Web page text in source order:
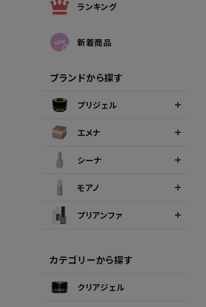
ランキング
新着商品
ブランドから探す
プリジェル
エメナ
シーナ
モアノ
プリアンファ
カテゴリーから探す
クリアジェル